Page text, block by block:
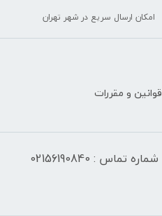
امکان ارسال سریع در شهر تهران
قوانین و مقررات
شماره تماس : 02156190840